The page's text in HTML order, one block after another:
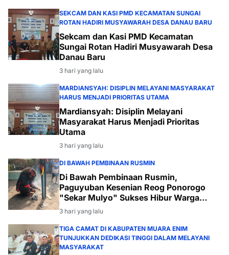
SEKCAM DAN KASI PMD KECAMATAN SUNGAI
ROTAN HADIRI MUSYAWARAH DESA DANAU BARU
Sekcam dan Kasi PMD Kecamatan
Sungai Rotan Hadiri Musyawarah Desa
Danau Baru
3 hari yang lalu
MARDIANSYAH: DISIPLIN MELAYANI MASYARAKAT
HARUS MENJADI PRIORITAS UTAMA
Mardiansyah: Disiplin Melayani
Masyarakat Harus Menjadi Prioritas
Utama
3 hari yang lalu
DI BAWAH PEMBINAAN RUSMIN
Di Bawah Pembinaan Rusmin,
Paguyuban Kesenian Reog Ponorogo
"Sekar Mulyo" Sukses Hibur Warga
Desa Payabakal
3 hari yang lalu
TIGA CAMAT DI KABUPATEN MUARA ENIM
TUNJUKKAN DEDIKASI TINGGI DALAM MELAYANI
MASYARAKAT